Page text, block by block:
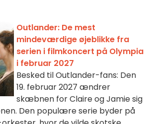
Outlander: De mest
mindeværdige øjeblikke fra
serien i filmkoncert på Olympia
i februar 2027
Besked til Outlander-fans: Den
19. februar 2027 ændrer
skæbnen for Claire og Jamie sig
Den populære serie byder på